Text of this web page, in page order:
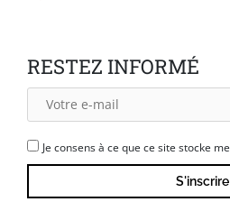
RESTEZ INFORMÉ
Je consens à ce que ce site stocke